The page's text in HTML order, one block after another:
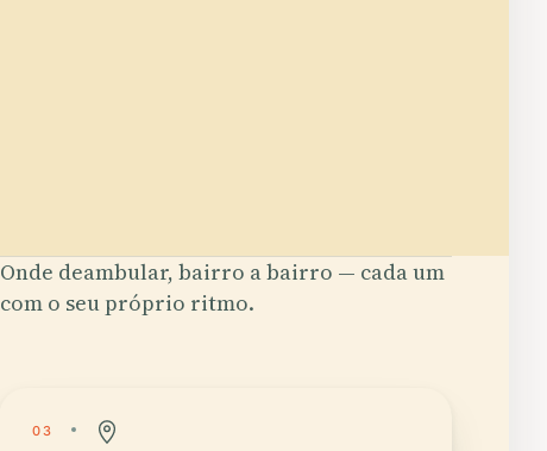
Onde deambular, bairro a bairro — cada um
com o seu próprio ritmo.
03